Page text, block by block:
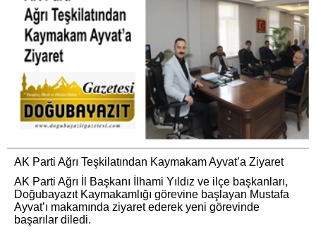
AK Parti Ağrı Teşkilatından Kaymakam Ayvat’a Ziyaret
AK Parti Ağrı İl Başkanı İlhami Yıldız ve ilçe başkanları,
Doğubayazıt Kaymakamlığı görevine başlayan Mustafa
Ayvat’ı makamında ziyaret ederek yeni görevinde
başarılar diledi.